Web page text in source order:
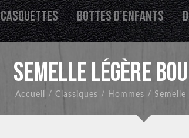
CASQUETTES BOTTES D’ENFANTS
SEMELLE LÉGÈRE
Accueil / Classiques / Hommes / Semelle